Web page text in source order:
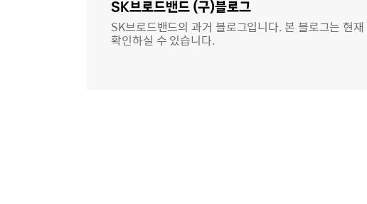
SK브로드밴드 (구)블로그
SK브로드밴드의 과거 블로그입니다. 본 블로그는 현
확인하실 수 있습니다.